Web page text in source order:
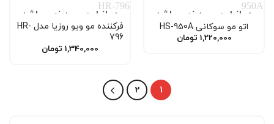
در انبار موجود نمی باشد
اتو مو سوکانی HS-950A
1,220,000 تومان
در انبار موجود نمی باشد
فرکننده مو ویو روزیا مدل HR-
796
1,340,000 تومان
1
2